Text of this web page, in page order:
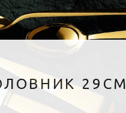
+ 29СМ